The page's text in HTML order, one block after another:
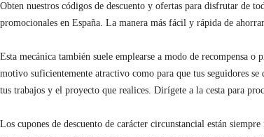
Obten nuestros códigos de descuento y ofertas para disfrutar de
promocionales en España. La manera más fácil y rápida de
Esta mecánica también suele emplearse a modo de recompensa
motivo suficientemente atractivo como para que tus seguidores
tus trabajos y el proyecto que realices. Dirígete a la cesta para
Los cupones de descuento de carácter circunstancial están